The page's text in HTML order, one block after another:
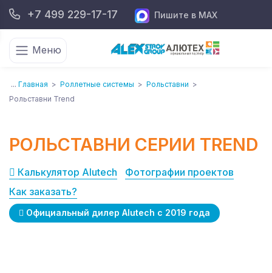
+7 499 229-17-17 Пишите в MAX
Меню
... Главная > Роллетные системы > Рольставни >
Рольставни Trend
РОЛЬСТАВНИ СЕРИИ TREND
Калькулятор Alutech
Фотографии проектов
Как заказать?
Официальный дилер Alutech с 2019 года